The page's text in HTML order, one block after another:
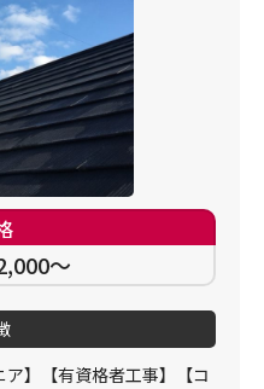
～
ア】【有資格者工事】【コ